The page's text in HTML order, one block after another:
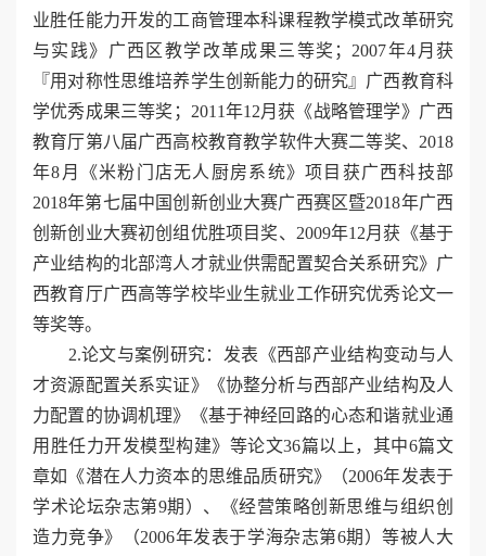
业胜任能力开发的工商管理本科课程教学模式改革研究
与实践》广西区教学改革成果三等奖；2007年4月获
『用对称性思维培养学生创新能力的研究』广西教育科
学优秀成果三等奖；2011年12月获《战略管理学》广西
教育厅第八届广西高校教育教学软件大赛二等奖、2018
年8月《米粉门店无人厨房系统》项目获广西科技部
2018年第七届中国创新创业大赛广西赛区暨2018年广西
创新创业大赛初创组优胜项目奖、2009年12月获《基于
产业结构的北部湾人才就业供需配置契合关系研究》广
西教育厅广西高等学校毕业生就业工作研究优秀论文一
等奖等。
2.论文与案例研究：发表《西部产业结构变动与人
才资源配置关系实证》《协整分析与西部产业结构及人
力配置的协调机理》《基于神经回路的心态和谐就业通
用胜任力开发模型构建》等论文36篇以上，其中6篇文
章如《潜在人力资本的思维品质研究》（2006年发表于
学术论坛杂志第9期）、《经营策略创新思维与组织创
造力竞争》（2006年发表于学海杂志第6期）等被人大